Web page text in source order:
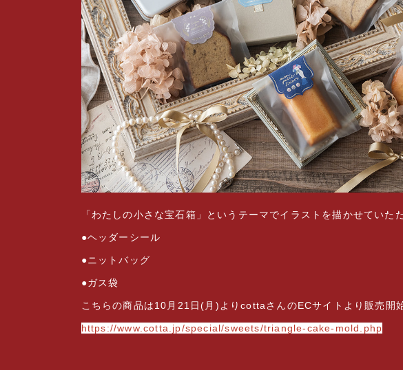
「わたしの小さな宝石箱」というテーマでイラストを描かせていた
●ヘッダーシール
●ニットバッグ
●ガス袋
こちらの商品は10月21日(月)よりcottaさんのECサイトより販売開
https://www.cotta.jp/special/sweets/triangle-cake-mold.php